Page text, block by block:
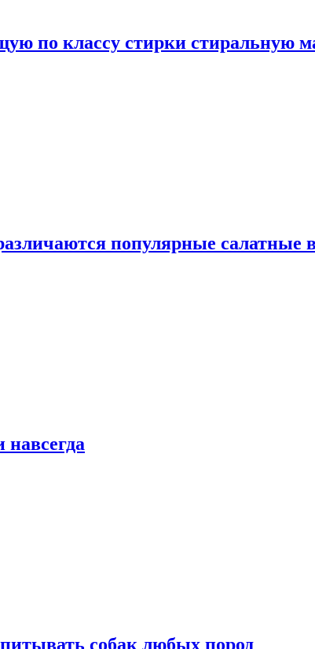
по классу стирки стиральную
популярные салатные
навсегда
собак любых пород